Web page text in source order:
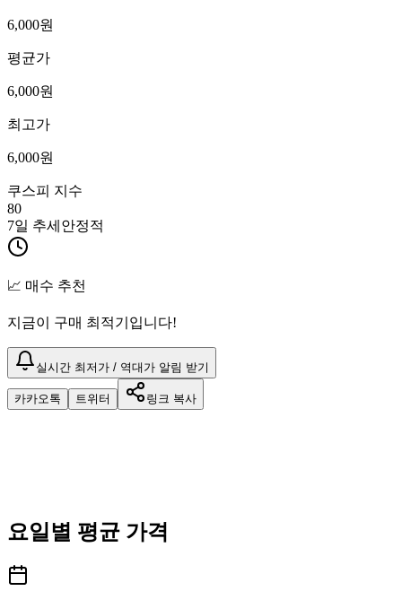
6,000원
평균가
6,000원
최고가
6,000원
쿠스피 지수
80
7일 추세 안정적
📈 매수 추천
지금이 구매 최적기입니다!
실시간 최저가 / 역대가 알림 받기
카카오톡 트위터 링크 복사
요일별 평균 가격